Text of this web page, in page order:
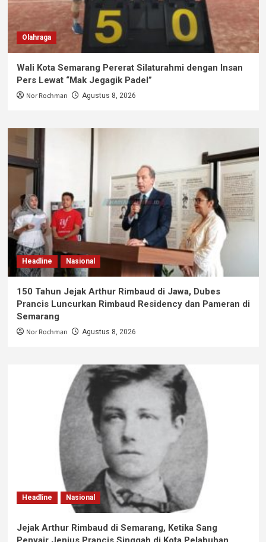
Olahraga
Wali Kota Semarang Pererat Silaturahmi dengan Insan
Pers Lewat “Mak Jegagik Padel”
Nor Rochman Agustus 8, 2026
Headline Nasional
150 Tahun Jejak Arthur Rimbaud di Jawa, Dubes
Prancis Luncurkan Rimbaud Residency dan Pameran di
Semarang
Nor Rochman Agustus 8, 2026
Headline Nasional
Jejak Arthur Rimbaud di Semarang, Ketika Sang